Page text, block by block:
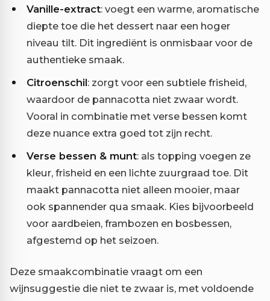
Vanille-extract: voegt een warme, aromatische
diepte toe die het dessert naar een hoger
niveau tilt. Dit ingrediënt is onmisbaar voor de
authentieke smaak.
Citroenschil: zorgt voor een subtiele frisheid,
waardoor de pannacotta niet zwaar wordt.
Vooral in combinatie met verse bessen komt
deze nuance extra goed tot zijn recht.
Verse bessen & munt: als topping voegen ze
kleur, frisheid en een lichte zuurgraad toe. Dit
maakt pannacotta niet alleen mooier, maar
ook spannender qua smaak. Kies bijvoorbeeld
voor aardbeien, frambozen en bosbessen,
afgestemd op het seizoen.
Deze smaakcombinatie vraagt om een
wijnsuggestie die niet te zwaar is, met voldoende